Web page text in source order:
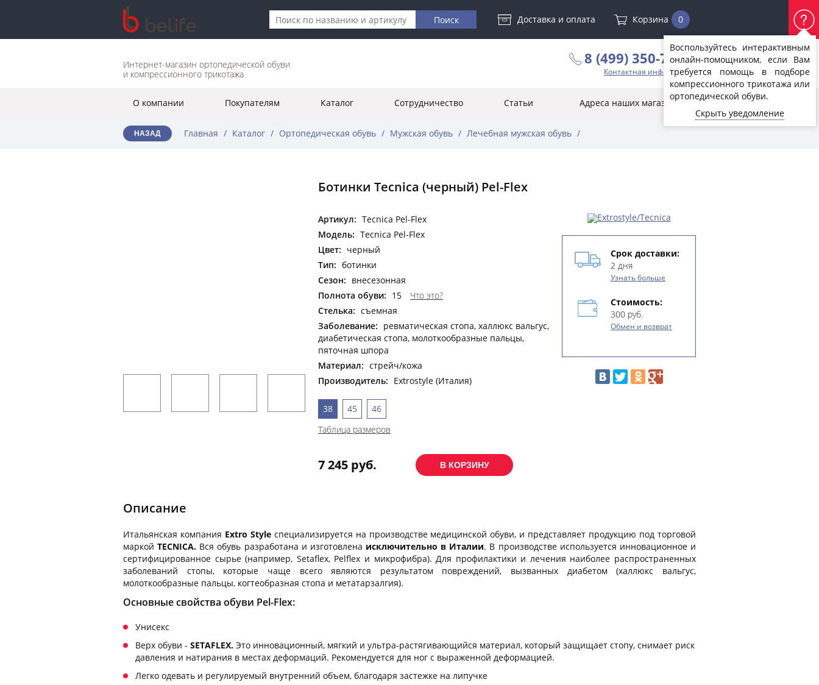
Доставка и оплата Корзина 0
Воспользуйтесь интерактивным
онлайн-помощником, если Вам
требуется помощь в подборе
компрессионного трикотажа или
ортопедической обуви.
Скрыть уведомление
Интернет-магазин ортопедической обуви
и компрессионного трикотажа
8 (499) 350-72-07
Контактная информация
О компании Покупателям Каталог Сотрудничество Статьи Адреса наших магазинов
НАЗАД Главная / Каталог / Ортопедическая обувь / Мужская обувь / Лечебная мужская обувь /
Ботинки Tecnica (черный) Pel-Flex
Артикул: Tecnica Pel-Flex
Модель: Tecnica Pel-Flex
Цвет: черный
Тип: ботинки
Сезон: внесезонная
Полнота обуви: 15
Что это?
Стелька: съемная
Заболевание: ревматическая стопа, халлюкс вальгус,
диабетическая стопа, молоткообразные пальцы,
пяточная шпора
Материал: стрейч/кожа
Производитель: Extrostyle (Италия)
38 45
46
Таблица размеров
7 245 руб.
Срок доставки:
2 дня
Узнать больше
Стоимость:
300 руб.
Обмен и возврат
Описание
Итальянская компания Extro Style специализируется на производстве медицинской обуви, и представляет продукцию под торговой
маркойTECNICA. Вся обувь разработана и изготовлена исключительно в Италии. В производстве используется инновационное и
сертифицированное сырье (например, Setaflex, Pelflex и микрофибра). Для профилактики и лечения наиболее распространенных
заболеваний стопы, которые чаще всего являются результатом повреждений, вызванных диабетом (халлюкс вальгус,
молоткообразные пальцы, когтеобразная стопа и метатарзалгия).
Основные свойства обуви Pel-Flex:
Унисекс
Верх обуви - SETAFLEX. Это инновационный, мягкий и ультра-растягивающийся материал, который защищает стопу, снимает риск
давления и натирания в местах деформаций. Рекомендуется для ног с выраженной деформацией.
Легко одевать и регулируемый внутренний объем, благодаря застежке на липучке